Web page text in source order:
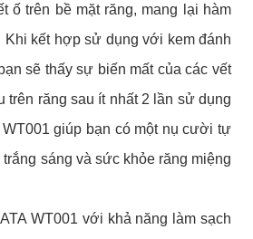
ố trên bề mặt răng, mang lại hàm
Khi kết hợp sử dụng với kem đánh
sẽ thấy sự biến mất của các vết
trên răng sau ít nhất 2 lần sử dụng
WT001 giúp bạn có một nụ cười tự
sáng và sức khỏe răng miệng
WT001 với khả năng làm sạch